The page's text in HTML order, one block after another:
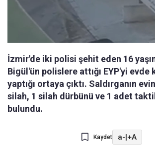
İzmir'de iki polisi şehit eden 16
Bigül'ün polislere attığı EYP'yi evde
yaptığı ortaya çıktı. Saldırganın
silah, 1 silah dürbünü ve 1 adet
bulundu.
Kaydet a-|+A